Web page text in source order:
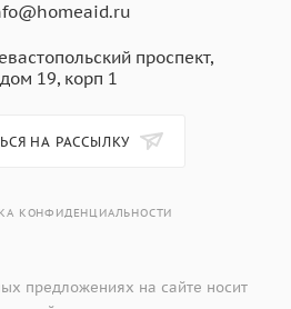
проспект,
дом 19, корп 1
НА РАССЫЛКУ
КОНФИДЕНЦИАЛЬНОСТИ
предложениях на сайте носит